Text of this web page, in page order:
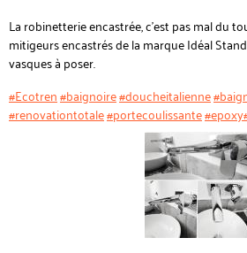
La robinetterie encastrée, c'est pas mal du
mitigeurs encastrés de la marque Idéal
vasques à poser.
#Ecotren#baignoire#doucheitalienne
#renovationtotale#portecoulissante#epoxy